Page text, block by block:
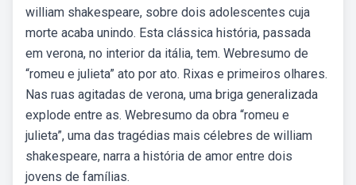
william shakespeare, sobre dois adolescentes cuja
morte acaba unindo. Esta clássica história, passada
em verona, no interior da itália, tem. Webresumo de
“romeu e julieta” ato por ato. Rixas e primeiros olhares.
Nas ruas agitadas de verona, uma briga generalizada
explode entre as. Webresumo da obra “romeu e
julieta”, uma das tragédias mais célebres de william
shakespeare, narra a história de amor entre dois
jovens de famílias.